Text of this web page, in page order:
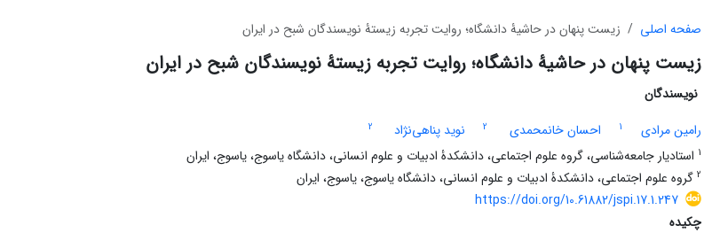
صفحه اصلی زیست پنهان در حاشیۀ دانشگاه؛ روایت تجربه زیستۀ نویسندگان شبح در ایران
زیست پنهان در حاشیۀ دانشگاه؛ روایت تجربه زیستۀ نویسندگان شبح در ایران
نویسندگان
رامین مرادی
1 احسان خانمحمدی 2 نوید پناهی‌نژاد
2
1 استادیار جامعه‌شناسی، گروه علوم اجتماعی، دانشکدۀ ادبیات و علوم انسانی، دانشگاه یاسوج، یاسوج، ایران
2 گروه علوم اجتماعی، دانشکدۀ ادبیات و علوم انسانی، دانشگاه یاسوج، یاسوج، ایران
https://doi.org/10.61882/jspi.17.1.247
چکیده